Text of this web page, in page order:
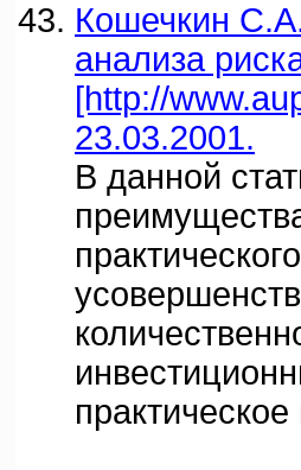
Кошечкин
анализа
[http://
23.03.2001.
В данной